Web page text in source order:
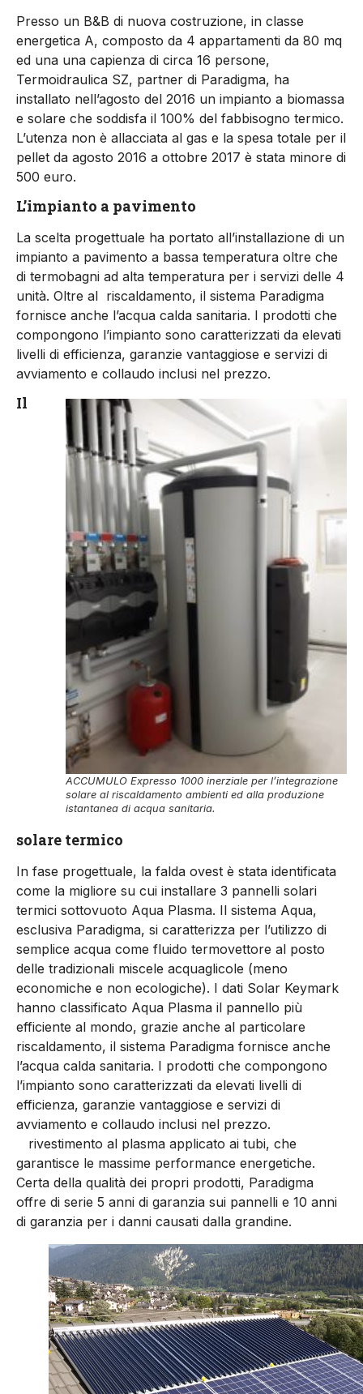
Presso un B&B di nuova costruzione, in classe
energetica A, composto da 4 appartamenti da 80 mq
ed una una capienza di circa 16 persone,
Termoidraulica SZ, partner di Paradigma, ha
installato nell’agosto del 2016 un impianto a biomassa
e solare che soddisfa il 100% del fabbisogno termico.
L’utenza non è allacciata al gas e la spesa totale per il
pellet da agosto 2016 a ottobre 2017 è stata minore di
500 euro.
L’impianto a pavimento
La scelta progettuale ha portato all’installazione di un
impianto a pavimento a bassa temperatura oltre che
di termobagni ad alta temperatura per i servizi delle 4
unità. Oltre al riscaldamento, il sistema Paradigma
fornisce anche l’acqua calda sanitaria. I prodotti che
compongono l’impianto sono caratterizzati da elevati
livelli di efficienza, garanzie vantaggiose e servizi di
avviamento e collaudo inclusi nel prezzo.
ACCUMULO Expresso 1000 inerziale per l’integrazione
solare al riscaldamento ambienti ed alla produzione
istantanea di acqua sanitaria.
Il
solare termico
In fase progettuale, la falda ovest è stata identificata
come la migliore su cui installare 3 pannelli solari
termici sottovuoto Aqua Plasma. Il sistema Aqua,
esclusiva Paradigma, si caratterizza per l’utilizzo di
semplice acqua come fluido termovettore al posto
delle tradizionali miscele acquaglicole (meno
economiche e non ecologiche). I dati Solar Keymark
hanno classificato Aqua Plasma il pannello più
efficiente al mondo, grazie anche al particolare
riscaldamento, il sistema Paradigma fornisce anche
l’acqua calda sanitaria. I prodotti che compongono
l’impianto sono caratterizzati da elevati livelli di
efficienza, garanzie vantaggiose e servizi di
avviamento e collaudo inclusi nel prezzo.
rivestimento al plasma applicato ai tubi, che
garantisce le massime performance energetiche.
Certa della qualità dei propri prodotti, Paradigma
offre di serie 5 anni di garanzia sui pannelli e 10 anni
di garanzia per i danni causati dalla grandine.